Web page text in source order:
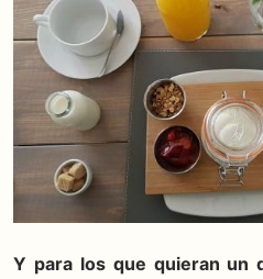
Y para los que quieran un